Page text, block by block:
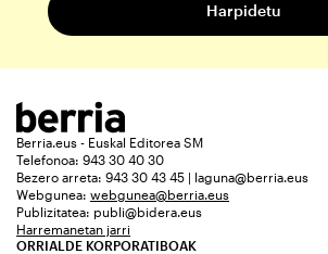
Berria.eus - Euskal Editorea SM
Telefonoa: 943 30 40 30
Bezero arreta: 943 30 43 45 | laguna@berria.eus
Webgunea: webgunea@berria.eus
Publizitatea: publi@bidera.eus
Harremanetan jarri
ORRIALDE KORPORATIBOAK